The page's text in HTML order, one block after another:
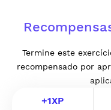
Termine este
recompensado por
+1XP